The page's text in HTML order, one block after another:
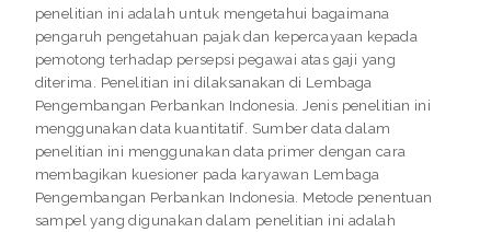
penelitian ini adalah untuk mengetahui bagaimana
pengaruh pengetahuan pajak dan kepercayaan kepada
pemotong terhadap persepsi pegawai atas gaji yang
diterima. Penelitian ini dilaksanakan di Lembaga
Pengembangan Perbankan Indonesia. Jenis penelitian ini
menggunakan data kuantitatif. Sumber data dalam
penelitian ini menggunakan data primer dengan cara
membagikan kuesioner pada karyawan Lembaga
Pengembangan Perbankan Indonesia. Metode penentuan
sampel yang digunakan dalam penelitian ini adalah